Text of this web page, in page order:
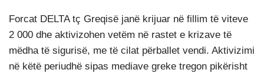
Forcat DELTA tç Greqisë janë krijuar në fillim të viteve
2 000 dhe aktivizohen vetëm në rastet e krizave të
mëdha të sigurisë, me të cilat përballet vendi. Aktivizimi
në këtë periudhë sipas mediave greke tregon pikërisht